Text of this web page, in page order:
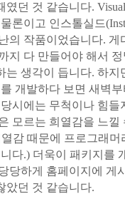
던 것 같습니다.
론이고 인스톨실드
의 작품이었습니다. 게
지 다 만들어야 해서
는 생각이 듭니다. 하지
개발하다 보면 새벽
시에는 무척이나 힘들
모르는 희열감을 느낄
감 때문에 프로그래머
다.) 더욱이 패키지를
당하게 홈페이지에 게
았던 것 같습니다.